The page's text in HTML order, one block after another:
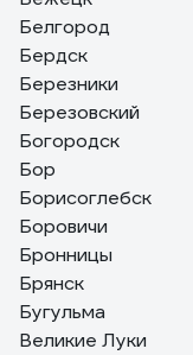
Белгород
Бердск
Березники
Березовский
Богородск
Бор
Борисоглебск
Боровичи
Бронницы
Брянск
Бугульма
Великие Луки